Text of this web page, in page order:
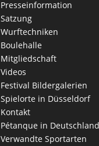
Presseinformation
Satzung
Wurftechniken
Boulehalle
Mitgliedschaft
Videos
Festival Bildergalerien
Spielorte in Düsseldorf
Kontakt
Pétanque in Deutschland
Verwandte Sportarten